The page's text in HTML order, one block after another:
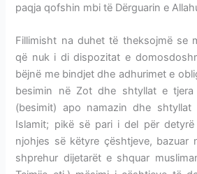
paqja qofshin mbi të Dërguarin e
Fillimisht na duhet të theksojmë se
që nuk i di dispozitat e
bëjnë me bindjet dhe adhurimet e
besimin në Zot dhe shtyllat e
(besimit) apo namazin dhe
Islamit; pikë së pari i del për detyrë
njohjes së këtyre çështjeve, bazuar
shprehur dijetarët e shquar